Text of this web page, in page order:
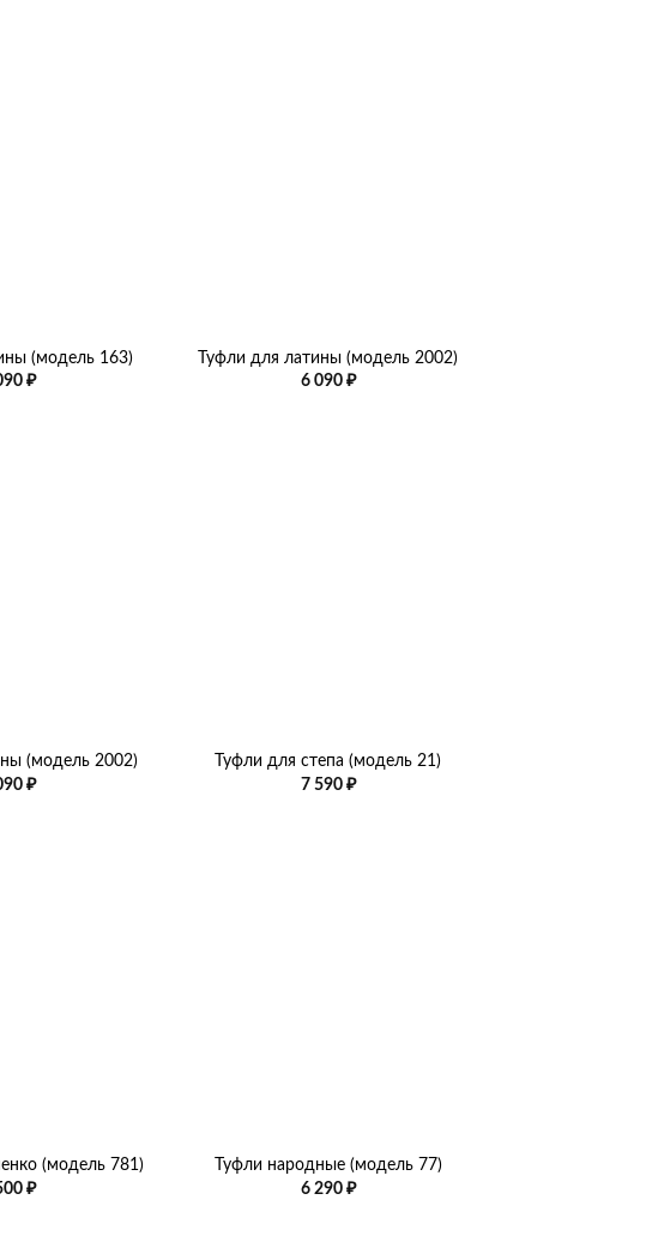
(модель 163)
₽
Туфли для латины (модель 2002)
6 090 ₽
(модель 2002)
₽
Туфли для степа (модель 21)
7 590 ₽
(модель 781)
₽
Туфли народные (модель 77)
6 290 ₽